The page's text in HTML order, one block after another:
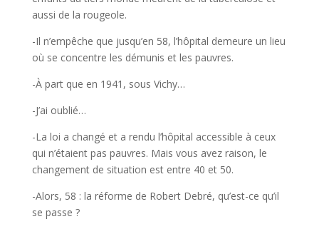
aussi de la rougeole.
-Il n’empêche que jusqu’en 58, l’hôpital demeure un lieu
où se concentre les démunis et les pauvres.
-À part que en 1941, sous Vichy…
-J’ai oublié…
-La loi a changé et a rendu l’hôpital accessible à ceux
qui n’étaient pas pauvres. Mais vous avez raison, le
changement de situation est entre 40 et 50.
-Alors, 58 : la réforme de Robert Debré, qu’est-ce qu’il
se passe ?